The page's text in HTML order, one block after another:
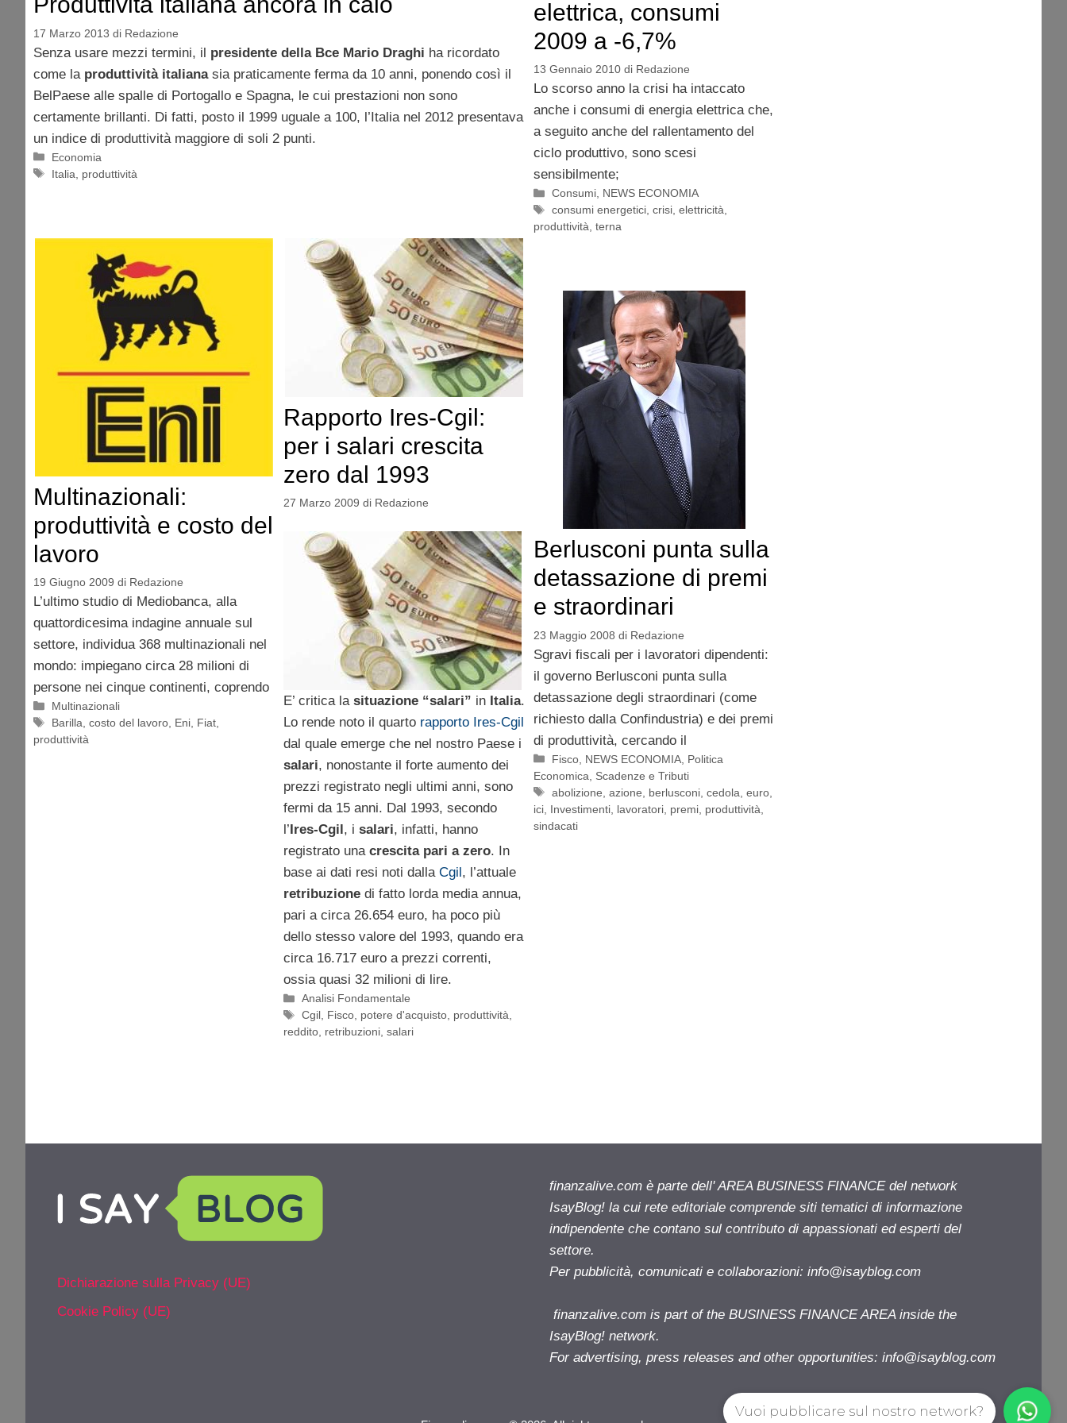
17 Marzo 2013 di Redazione
Senza usare mezzi termini, il presidente della Bce Mario Draghi ha ricordato
come la produttività italianasia praticamente ferma da 10 anni, ponendo così il
BelPaese alle spalle di Portogallo e Spagna, le cui prestazioni non sono
certamente brillanti. Di fatti, posto il 1999 uguale a 100, l’Italia nel 2012 presentava
un indice di produttività maggiore di soli 2 punti.
Categorie
Economia
Tag
Italia produttività
elettrica, consumi
2009 a -6,7%
13 Gennaio 2010 di Redazione
Lo scorso anno la crisi ha intaccato
anche i consumi di energia elettrica che,
a seguito anche del rallentamento del
ciclo produttivo, sono scesi
sensibilmente;
Categorie
Consumi, NEWS ECONOMIA
Tag
consumi energetici,crisi,elettricità,
produttività, terna
Multinazionali:
produttività e costo del
lavoro
19 Giugno 2009 di Redazione
L’ultimo studio di Mediobanca, alla
quattordicesima indagine annuale sul
settore, individua 368 multinazionali nel
mondo: impiegano circa 28 milioni di
persone nei cinque continenti, coprendo
Categorie
Multinazionali
Tag
Barilla ,costo del lavoro Eni Fiat
produttività
Rapporto Ires-Cgil:
per i salari crescita
zero dal 1993
27 Marzo 2009 di Redazione
E’ critica lasituazione “salari” in Italia.
Lo rende noto il quarto rapporto Ires-Cgil
dal quale emerge che nel nostro Paese i
salari, nonostante il forte aumento dei
prezzi registrato negli ultimi anni, sono
fermi da 15 anni. Dal 1993, secondo
l’ Ires-Cgil , i salari, infatti, hanno
registrato una crescita pari a zero. In
base ai dati resi noti dalla Cgil , l’attuale
retribuzionedi fatto lorda media annua,
pari a circa 26.654 euro, ha poco più
dello stesso valore del 1993, quando era
circa 16.717 euro a prezzi correnti,
ossia quasi 32 milioni di lire.
Categorie
Analisi Fondamentale
Tag
Cgil, Fisco, potere d'acquisto, produttività,
reddito, retribuzioni, salari
Berlusconi punta sulla
detassazione di premi
e straordinari
23 Maggio 2008 di Redazione
Sgravi fiscali per i lavoratori dipendenti:
il governo Berlusconi punta sulla
detassazione degli straordinari (come
richiesto dalla Confindustria) e dei premi
di produttività, cercando il
Categorie
Fisco NEWS ECONOMIA Politica
Economica
Scadenze e Tributi
Tag
abolizione ,azione berlusconi ,cedola ,euro
ici, Investimenti, lavoratori, premi, produttività
sindacati
Dichiarazione sulla Privacy (UE)
Cookie Policy (UE)
finanzalive.com è parte dell' AREA BUSINESS FINANCE del network
IsayBlog! la cui rete editoriale comprende siti tematici di informazione
indipendente che contano sul contributo di appassionati ed esperti del
settore.
Per pubblicità, comunicati e collaborazioni: info@isayblog.com
finanzalive.com is part of the BUSINESS FINANCE AREA inside the
IsayBlog! network.
For advertising, press releases and other opportunities: info@isayblog.com
Vuoi pubblicare sul nostro network?